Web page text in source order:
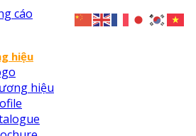
hiệu
hiệu